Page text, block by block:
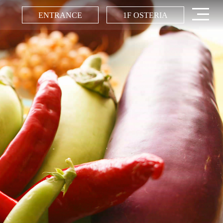
ENTRANCE 1F OSTERIA